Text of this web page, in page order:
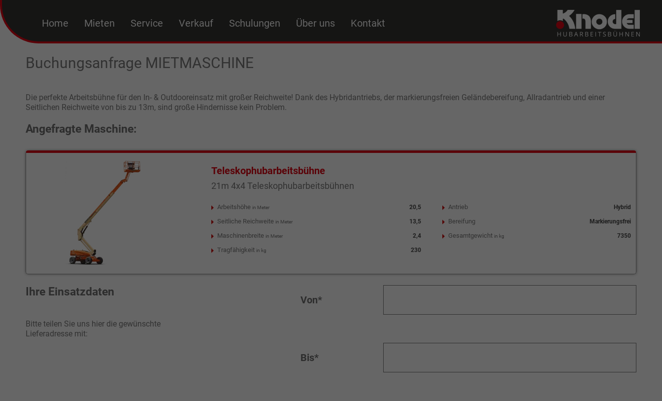
Home Mieten Service Verkauf Schulungen Über uns Kontakt
Buchungsanfrage MIETMASCHINE
Die perfekte Arbeitsbühne für den In- & Outdooreinsatz mit großer Reichweite! Dank des Hybridantriebs, der markierungsfreien Geländebereifung, Allradantrieb und einer
Seitlichen Reichweite von bis zu 13m, sind große Hindernisse kein Problem.
Angefragte Maschine:
Teleskophubarbeitsbühne
21m 4x4 Teleskophubarbeitsbühnen
Arbeitshöhe in Meter 20,5
Seitliche Reichweite in Meter 13,5
Maschinenbreite in Meter 2,4
Tragfähigkeit in kg 230
Antrieb Hybrid
Bereifung Markierungsfrei
Gesamtgewicht in kg 7350
Ihre Einsatzdaten
Bitte teilen Sie uns hier die gewünschte
Lieferadresse mit:
Von*
Bis*